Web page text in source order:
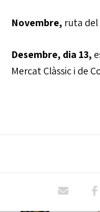
Novembre, ruta
Desembre, dia 13,
Mercat Clàssic i de